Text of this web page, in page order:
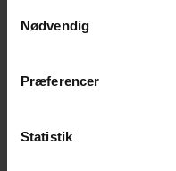
tilbage eller ændre
"Cookiedeklaration",
Nødvendig
Præferencer
Statistik
BOSS’ nye tennis-
banen
med Australian Open
krydsfeltet mellem